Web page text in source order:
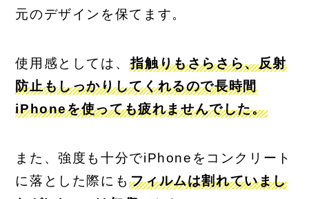
元のデザインを保てます。
使用感としては、指触りもさらさら、反射
防止もしっかりしてくれるので長時間
iPhoneを使っても疲れませんでした。
また、強度も十分でiPhoneをコンクリート
に落とした際にもフィルムは割れていまし